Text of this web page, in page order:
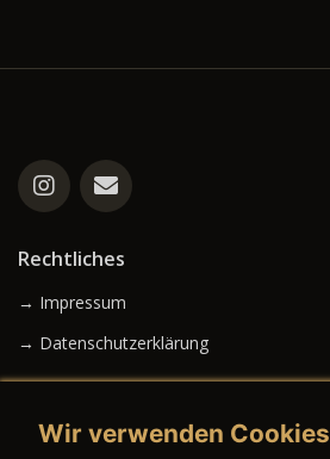
Rechtliches
→ Impressum
→ Datenschutzerklärung
Wir verwenden Cookies